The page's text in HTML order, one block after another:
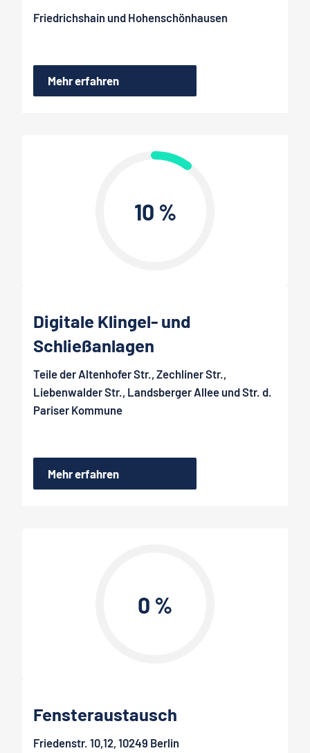
Friedrichshain und Hohenschönhausen
Mehr erfahren
Digitale Klingel- und
Schließanlagen
Teile der Altenhofer Str., Zechliner Str.,
Liebenwalder Str., Landsberger Allee und Str. d.
Pariser Kommune
Mehr erfahren
10 %
0 %
Fensteraustausch
Friedenstr. 10,12, 10249 Berlin